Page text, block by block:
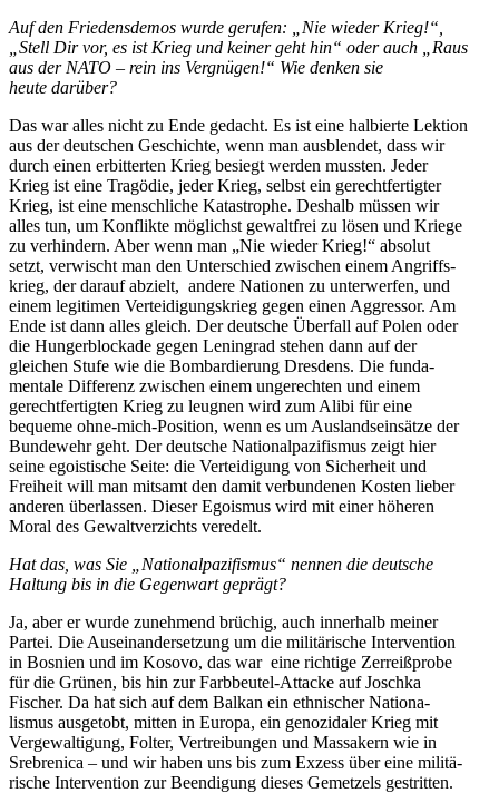
Auf den Friedens­demos wurde gerufen: „Nie wieder Krieg!“,
„Stell Dir vor, es ist Krieg und keiner geht hin“ oder auch „Raus
aus der NATO – rein ins Vergnügen!“ Wie denken sie
heute darüber?
Das war alles nicht zu Ende gedacht. Es ist eine halbierte Lektion
aus der deutschen Geschichte, wenn man ausblendet, dass wir
durch einen erbit­terten Krieg besiegt werden mussten. Jeder
Krieg ist eine Tragödie, jeder Krieg, selbst ein gerecht­fer­tigter
Krieg, ist eine mensch­liche Katastrophe. Deshalb müssen wir
alles tun, um Konflikte möglichst gewaltfrei zu lösen und Kriege
zu verhindern. Aber wenn man „Nie wieder Krieg!“ absolut
setzt, verwischt man den Unter­schied zwischen einem Angriffs­
krieg, der darauf abzielt, andere Nationen zu unter­werfen, und
einem legitimen Vertei­di­gungs­krieg gegen einen Aggressor. Am
Ende ist dann alles gleich. Der deutsche Überfall auf Polen oder
die Hunger­blo­ckade gegen Leningrad stehen dann auf der
gleichen Stufe wie die Bombar­dierung Dresdens. Die funda­
mentale Differenz zwischen einem ungerechten und einem
gerecht­fer­tigten Krieg zu leugnen wird zum Alibi für eine
bequeme ohne-mich-Position, wenn es um Auslands­ein­sätze der
Bundewehr geht. Der deutsche Natio­nal­pa­zi­fismus zeigt hier
seine egois­tische Seite: die Vertei­digung von Sicherheit und
Freiheit will man mitsamt den damit verbun­denen Kosten lieber
anderen überlassen. Dieser Egoismus wird mit einer höheren
Moral des Gewalt­ver­zichts veredelt.
Hat das, was Sie „Natio­nal­pa­zi­fismus“ nennen die deutsche
Haltung bis in die Gegenwart geprägt?
Ja, aber er wurde zunehmend brüchig, auch innerhalb meiner
Partei. Die Ausein­an­der­setzung um die militä­rische Inter­vention
in Bosnien und im Kosovo, das war eine richtige Zerreiß­probe
für die Grünen, bis hin zur Farbbeutel-Attacke auf Joschka
Fischer. Da hat sich auf dem Balkan ein ethni­scher Natio­na­
lismus ausgetobt, mitten in Europa, ein genozi­daler Krieg mit
Verge­wal­tigung, Folter, Vertrei­bungen und Massakern wie in
Srebrenica – und wir haben uns bis zum Exzess über eine militä­
rische Inter­vention zur Beendigung dieses Gemetzels gestritten.